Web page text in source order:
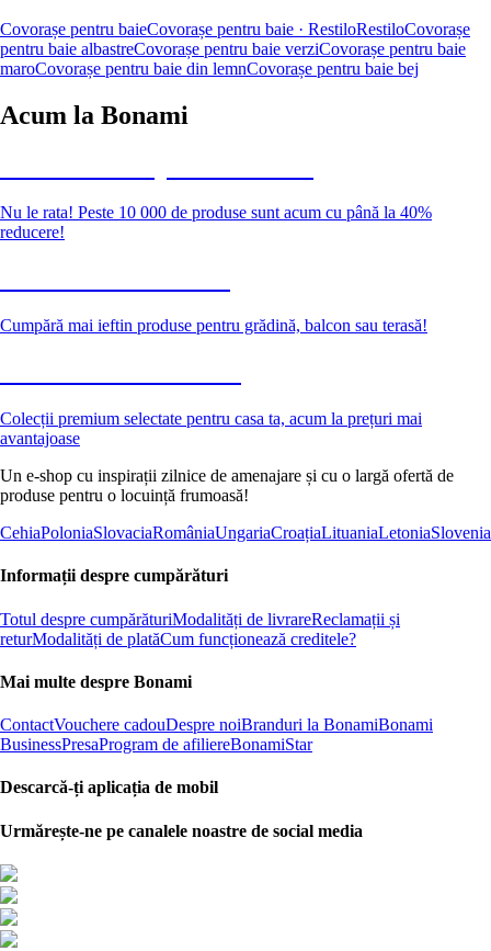
Covorașe pentru baieCovorașe pentru baie · RestiloRestiloCovorașe
pentru baie albastreCovorașe pentru baie verziCovorașe pentru baie
maroCovorașe pentru baie din lemnCovorașe pentru baie bej
Acum la Bonami
Nu le rata! Peste 10 000 de produse sunt acum cu până la 40%
reducere!
Cumpără mai ieftin produse pentru grădină, balcon sau terasă!
Colecții premium selectate pentru casa ta, acum la prețuri mai
avantajoase
Un e-shop cu inspirații zilnice de amenajare și cu o largă ofertă de
produse pentru o locuință frumoasă!
CehiaPoloniaSlovaciaRomâniaUngariaCroațiaLituaniaLetoniaSlovenia
Informații despre cumpărături
Totul despre cumpărăturiModalități de livrareReclamații și
returModalități de platăCum funcționează creditele?
Mai multe despre Bonami
ContactVouchere cadouDespre noiBranduri la BonamiBonami
BusinessPresaProgram de afiliereBonamiStar
Descarcă-ți aplicația de mobil
Urmărește-ne pe canalele noastre de social media